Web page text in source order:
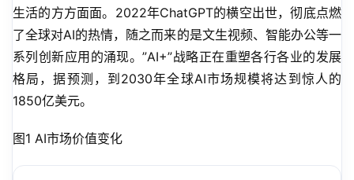
生活的方方面面。2022年ChatGPT的横空出世，彻底点燃
了全球对AI的热情，随之而来的是文生视频、智能办公等一
系列创新应用的涌现。”AI+”战略正在重塑各行各业的发展
格局，据预测，到2030年全球AI市场规模将达到惊人的
1850亿美元。
图1 AI市场价值变化